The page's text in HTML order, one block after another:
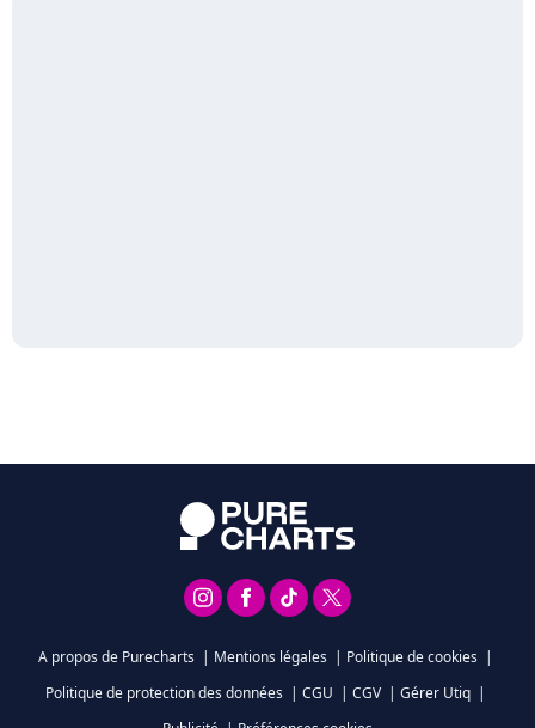
A propos de Purecharts | Mentions légales | Politique de cookies |
Politique de protection des données | CGU | CGV | Gérer Utiq |